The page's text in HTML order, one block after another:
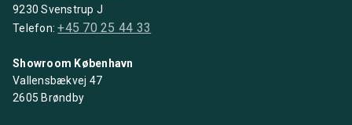
9230 Svenstrup J
Telefon:+45 70 25 44 33
Showroom København
Vallensbækvej 47
2605 Brøndby